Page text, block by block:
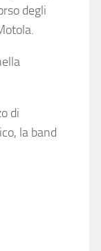
degli
.
di
la band